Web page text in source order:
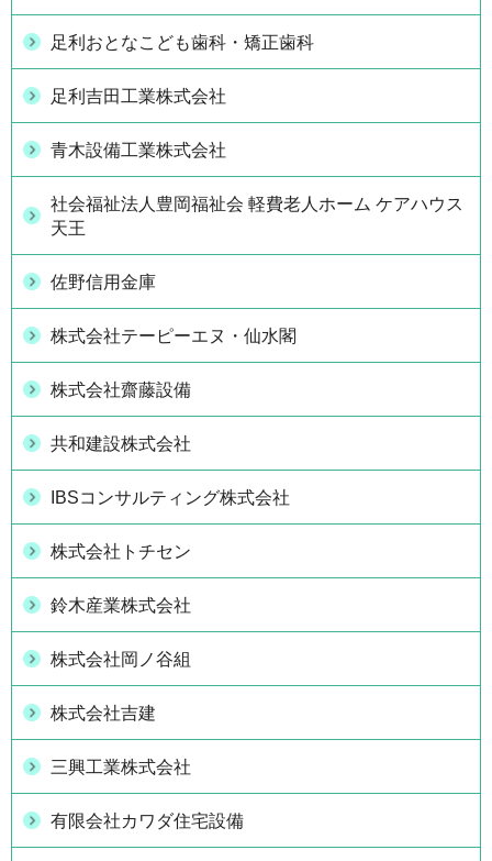
足利おとなこども歯科・矯正歯科
足利吉田工業株式会社
青木設備工業株式会社
社会福祉法人豊岡福祉会 軽費老人ホーム ケアハウス
天王
佐野信用金庫
株式会社テーピーエヌ・仙水閣
株式会社齋藤設備
共和建設株式会社
IBSコンサルティング株式会社
株式会社トチセン
鈴木産業株式会社
株式会社岡ノ谷組
株式会社吉建
三興工業株式会社
有限会社カワダ住宅設備